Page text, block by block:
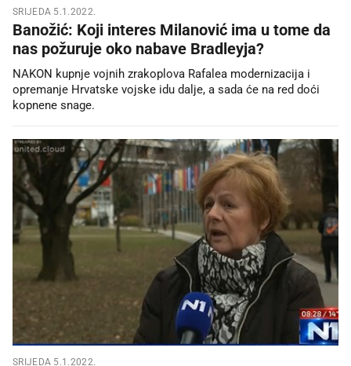
SRIJEDA 5.1.2022.
Banožić: Koji interes Milanović ima u tome da
nas požuruje oko nabave Bradleyja?
NAKON kupnje vojnih zrakoplova Rafalea modernizacija i
opremanje Hrvatske vojske idu dalje, a sada će na red doći
kopnene snage.
SRIJEDA 5.1.2022.